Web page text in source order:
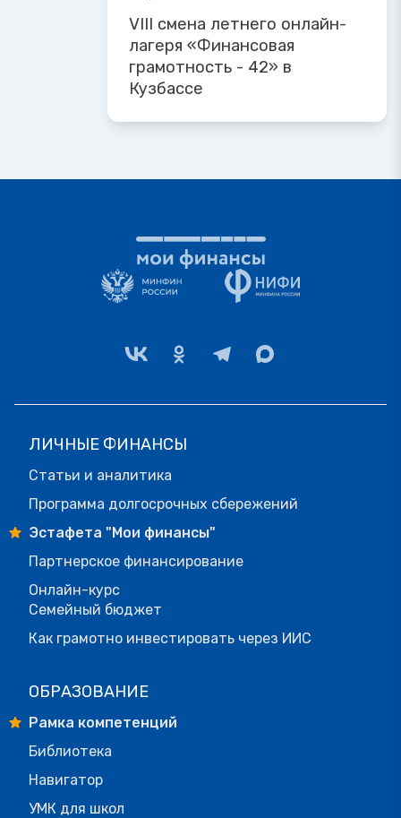
VIII смена летнего онлайн-
лагеря «Финансовая
грамотность - 42» в
Кузбассе
ЛИЧНЫЕ ФИНАНСЫ
Статьи и аналитика
Программа долгосрочных сбережений
Эстафета "Мои финансы"
Партнерское финансирование
Онлайн-курс
Семейный бюджет
Как грамотно инвестировать через ИИС
ОБРАЗОВАНИЕ
Рамка компетенций
Библиотека
Навигатор
УМК для школ